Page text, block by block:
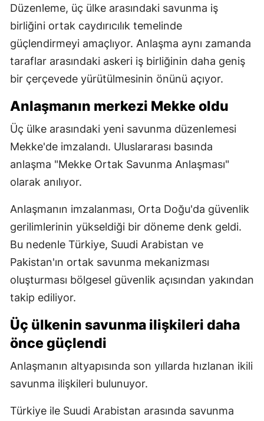
Düzenleme, üç ülke arasındaki savunma iş
birliğini ortak caydırıcılık temelinde
güçlendirmeyi amaçlıyor. Anlaşma aynı zamanda
taraflar arasındaki askeri iş birliğinin daha geniş
bir çerçevede yürütülmesinin önünü açıyor.
Anlaşmanın merkezi Mekke oldu
Üç ülke arasındaki yeni savunma düzenlemesi
Mekke'de imzalandı. Uluslararası basında
anlaşma "Mekke Ortak Savunma Anlaşması"
olarak anılıyor.
Anlaşmanın imzalanması, Orta Doğu'da güvenlik
gerilimlerinin yükseldiği bir döneme denk geldi.
Bu nedenle Türkiye, Suudi Arabistan ve
Pakistan'ın ortak savunma mekanizması
oluşturması bölgesel güvenlik açısından yakından
takip ediliyor.
Üç ülkenin savunma ilişkileri daha
önce güçlendi
Anlaşmanın altyapısında son yıllarda hızlanan ikili
savunma ilişkileri bulunuyor.
Türkiye ile Suudi Arabistan arasında savunma